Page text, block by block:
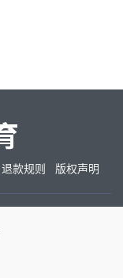
退款规则 版权声明